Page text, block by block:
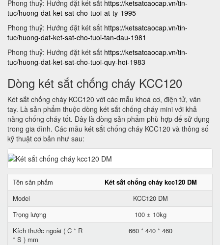
Phong thuỷ: Hướng đặt két sắt https://ketsatcaocap.vn/tin-
tuc/huong-dat-ket-sat-cho-tuoi-at-ty-1995
Phong thuỷ: Hướng đặt két sắt https://ketsatcaocap.vn/tin-
tuc/huong-dat-ket-sat-cho-tuoi-tan-dau-1981
Phong thuỷ: Hướng đặt két sắt https://ketsatcaocap.vn/tin-
tuc/huong-dat-ket-sat-cho-tuoi-quy-hoi-1983
Dòng két sắt chống cháy KCC120
Két sắt chống cháy KCC120 với các mẫu khoá cơ, điện tử, vân
tay. Là sản phẩm thuộc dòng két sắt chống cháy mini với khả
năng chống cháy tốt. Đây là dòng sản phẩm phù hợp để sử dụng
trong gia đình. Các mẫu két sắt chống cháy KCC120 và thông số
kỹ thuật cơ bản như sau:
Tên sản phẩm
Két sắt chống cháy kcc120 DM
Model
KCC120 DM
Trọng lượng
100 ± 10kg
Kích thước ngoài ( C * R
* S ) mm
660 * 440 * 460